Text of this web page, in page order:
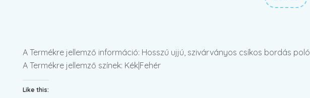
A Termékre jellemző információ: Hosszú ujjú, szivárványos csíkos bordás poló
A Termékre jellemző színek: Kék|Fehér
Like this: